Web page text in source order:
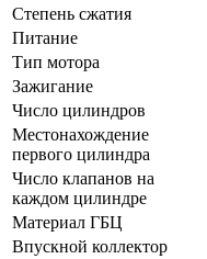
Степень сжатия
Питание
Тип мотора
Зажигание
Число цилиндров
Местонахождение
первого цилиндра
Число клапанов на
каждом цилиндре
Материал ГБЦ
Впускной коллектор